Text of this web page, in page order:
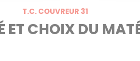
T.C. COUVREUR 31
ET CHOIX DU